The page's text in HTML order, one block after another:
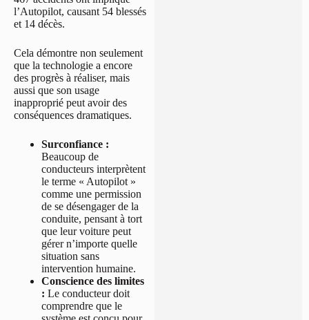
l’Autopilot, causant 54 blessés
et 14 décès.
Cela démontre non seulement
que la technologie a encore
des progrès à réaliser, mais
aussi que son usage
inapproprié peut avoir des
conséquences dramatiques.
Surconfiance :
Beaucoup de
conducteurs interprètent
le terme « Autopilot »
comme une permission
de se désengager de la
conduite, pensant à tort
que leur voiture peut
gérer n’importe quelle
situation sans
intervention humaine.
Conscience des limites
: Le conducteur doit
comprendre que le